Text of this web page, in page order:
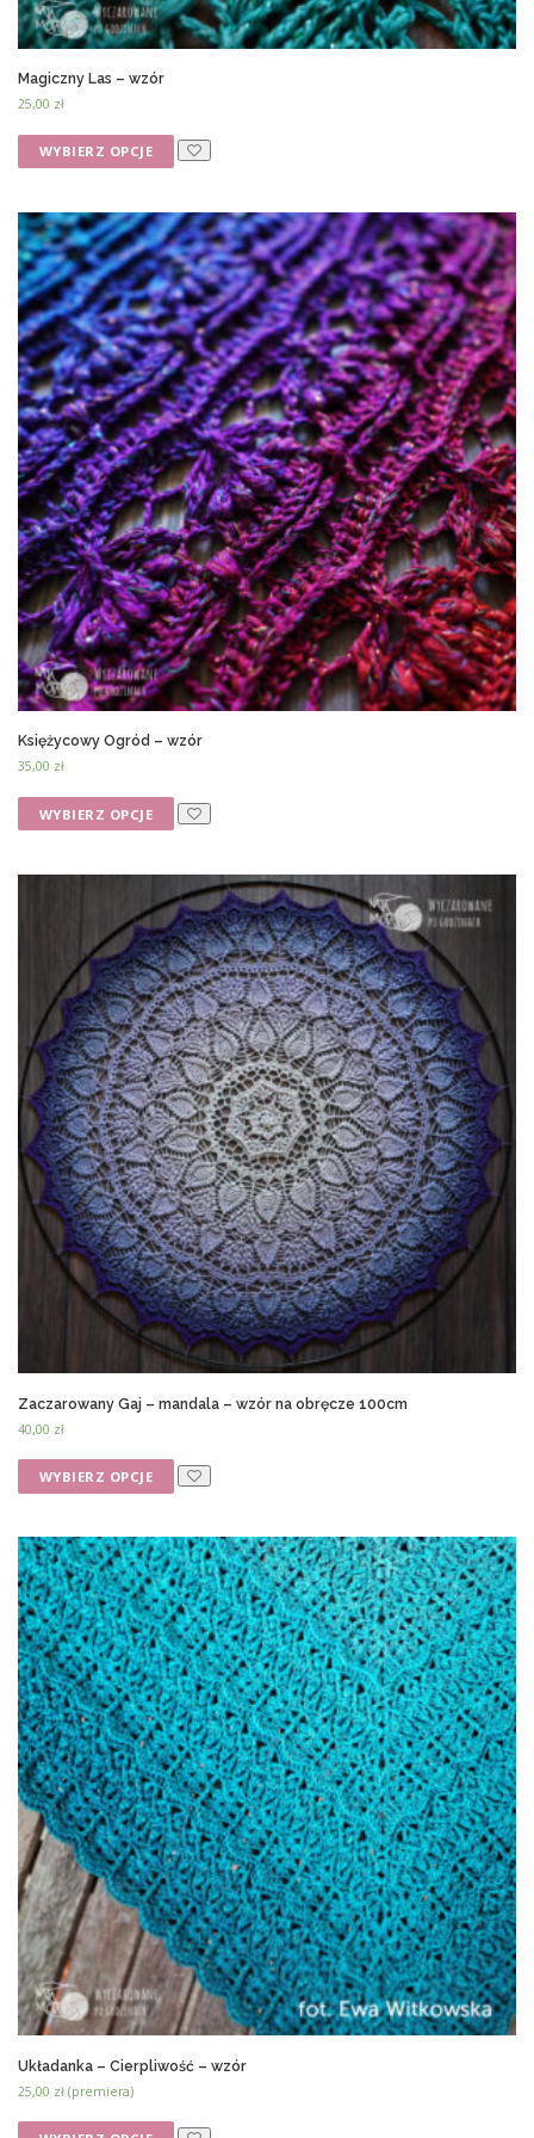
Magiczny Las – wzór
25,00 zł
WYBIERZ OPCJE
Księżycowy Ogród – wzór
35,00 zł
WYBIERZ OPCJE
Zaczarowany Gaj – mandala – wzór na obręcze 100cm
40,00 zł
WYBIERZ OPCJE
Układanka – Cierpliwość – wzór
25,00 zł (premiera)